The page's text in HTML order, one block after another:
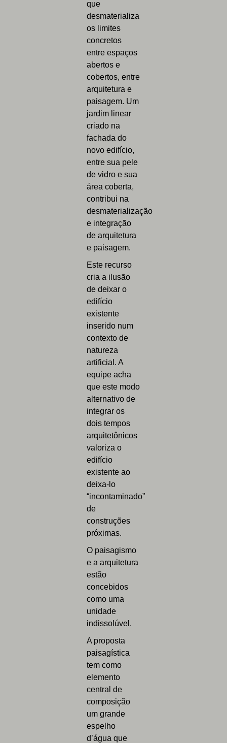
que
desmaterializa
os limites
concretos
entre espaços
abertos e
cobertos, entre
arquitetura e
paisagem. Um
jardim linear
criado na
fachada do
novo edifício,
entre sua pele
de vidro e sua
área coberta,
contribui na
desmaterialização
e integração
de arquitetura
e paisagem.
Este recurso
cria a ilusão
de deixar o
edifício
existente
inserido num
contexto de
natureza
artificial. A
equipe acha
que este modo
alternativo de
integrar os
dois tempos
arquitetônicos
valoriza o
edifício
existente ao
deixa-lo
“incontaminado”
de
construções
próximas.
O paisagismo
e a arquitetura
estão
concebidos
como uma
unidade
indissolúvel.
A proposta
paisagística
tem como
elemento
central de
composição
um grande
espelho
d’água que